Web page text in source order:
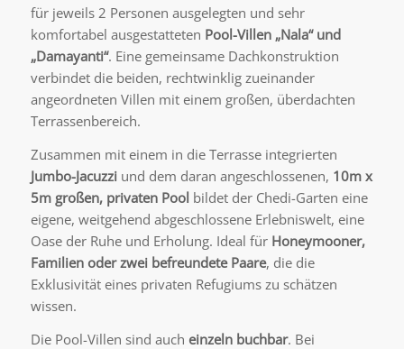
für jeweils 2 Personen ausgelegten und sehr
komfortabel ausgestatteten Pool-Villen „Nala“ und
„Damayanti“. Eine gemeinsame Dachkonstruktion
verbindet die beiden, rechtwinklig zueinander
angeordneten Villen mit einem großen, überdachten
Terrassenbereich.
Zusammen mit einem in die Terrasse integrierten
Jumbo-Jacuzziund dem daran angeschlosse­nen, 10m x
5m großen, privaten Pool bildet der Chedi-Garten eine
eigene, weitgehend abge­schlossene Erlebniswelt, eine
Oase der Ruhe und Erholung. Ideal für Honeymooner,
Familien oder zwei befreundete Paare, die die
Exklusivität eines privaten Refugiums zu schätzen
wissen.
Die Pool-Villen sind auch einzeln buchbar. Bei